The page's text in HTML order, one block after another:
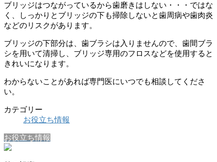
ブリッジはつながっているから歯磨きはしない・・・ではな
く、しっかりとブリッジの下も掃除しないと歯周病や歯肉炎
などのリスクがあります。
ブリッジの下部分は、歯ブラシは入りませんので、歯間ブラ
シを用いて清掃し、ブリッジ専用のフロスなどを使用すると
きれいになります。
わからないことがあれば専門医にいつでも相談してくださ
い。
カテゴリー
お役立ち情報
お役立ち情報